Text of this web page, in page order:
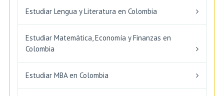
Estudiar Lengua y Literatura en Colombia
Estudiar Matemática, Economía y Finanzas en
Colombia
Estudiar MBA en Colombia